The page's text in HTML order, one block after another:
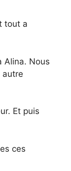
tout a
Alina. Nous
autre
Et puis
ces